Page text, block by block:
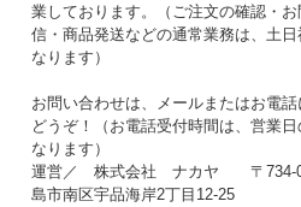
業しております。（ご注文の確認・お
信・商品発送などの通常業務は、土
なります）
お問い合わせは、メールまたはお電
どうぞ！（お電話受付時間は、 営業日
なります）
運営／ 株式会社 ナカヤ 〒734-
島市南区宇品海岸2丁目12-25